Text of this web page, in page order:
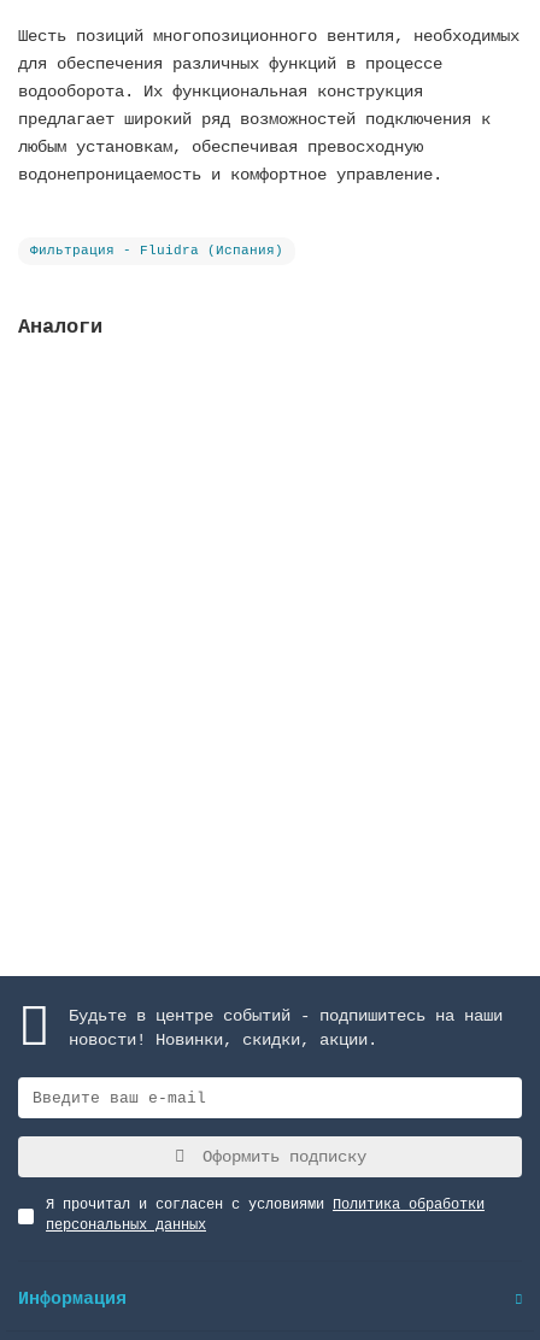
Шесть позиций многопозиционного вентиля, необходимых
для обеспечения различных функций в процессе
водооборота. Их функциональная конструкция
предлагает широкий ряд возможностей подключения к
любым установкам, обеспечивая превосходную
водонепроницаемость и комфортное управление.
Фильтрация - Fluidra (Испания)
Аналоги
Будьте в центре событий - подпишитесь на наши
новости! Новинки, скидки, акции.
Оформить подписку
Я прочитал и согласен с условиями Политика обработки
персональных данных
Информация